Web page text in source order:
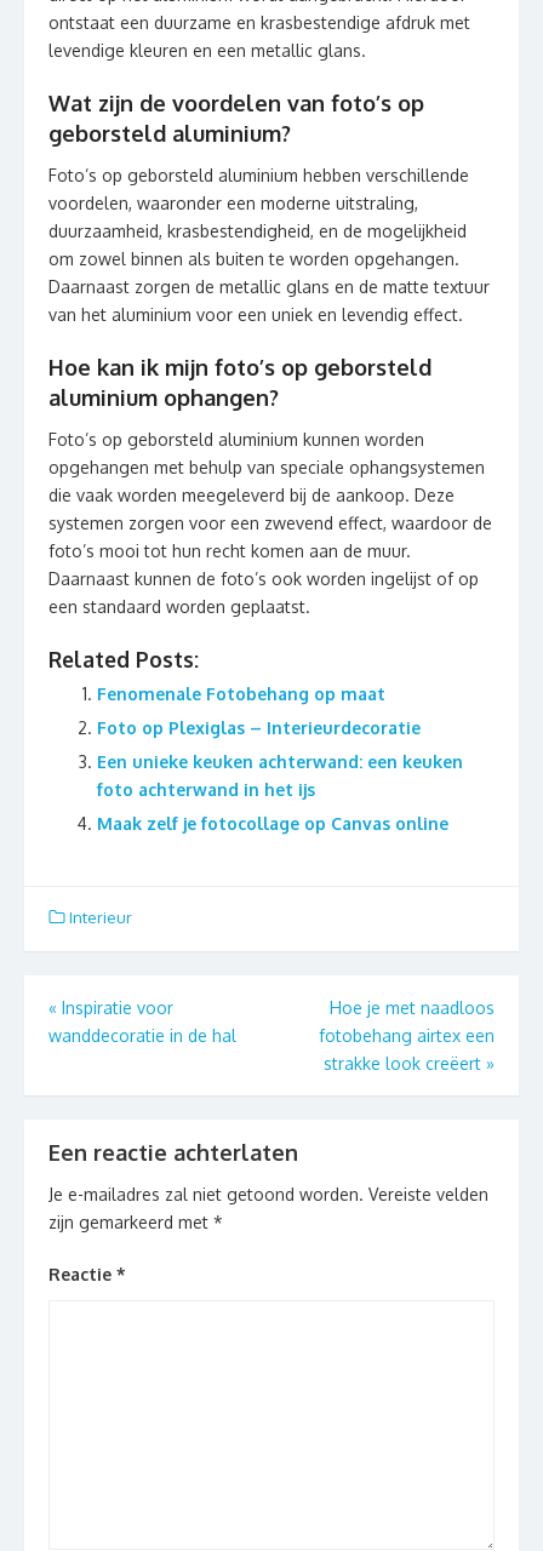
ontstaat een duurzame en krasbestendige afdruk met
levendige kleuren en een metallic glans.
Wat zijn de voordelen van foto’s op
geborsteld aluminium?
Foto’s op geborsteld aluminium hebben verschillende
voordelen, waaronder een moderne uitstraling,
duurzaamheid, krasbestendigheid, en de mogelijkheid
om zowel binnen als buiten te worden opgehangen.
Daarnaast zorgen de metallic glans en de matte textuur
van het aluminium voor een uniek en levendig effect.
Hoe kan ik mijn foto’s op geborsteld
aluminium ophangen?
Foto’s op geborsteld aluminium kunnen worden
opgehangen met behulp van speciale ophangsystemen
die vaak worden meegeleverd bij de aankoop. Deze
systemen zorgen voor een zwevend effect, waardoor de
foto’s mooi tot hun recht komen aan de muur.
Daarnaast kunnen de foto’s ook worden ingelijst of op
een standaard worden geplaatst.
Related Posts:
Fenomenale Fotobehang op maat
Foto op Plexiglas – Interieurdecoratie
Een unieke keuken achterwand: een keuken
foto achterwand in het ijs
Maak zelf je fotocollage op Canvas online
Interieur
Berichtnavigatie
« Inspiratie voor
wanddecoratie in de hal
Hoe je met naadloos
fotobehang airtex een
strakke look creëert »
Een reactie achterlaten
Je e-mailadres zal niet getoond worden. Vereiste velden
zijn gemarkeerd met *
Reactie *